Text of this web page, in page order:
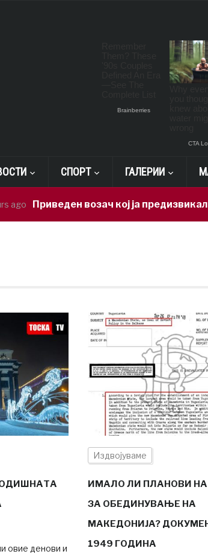
СПОРТ ГАЛЕРИИ
Приведен возач кој ја предизвикал
овие денови и
Издвојуваме
ИМАЛО ЛИ ПЛАНОВИ
ЗА ОБЕДИНУВАЊЕ НА
МАКЕДОНИЈА?
1949 ГОДИНА